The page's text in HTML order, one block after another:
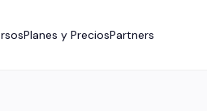
Planes y PreciosPartners